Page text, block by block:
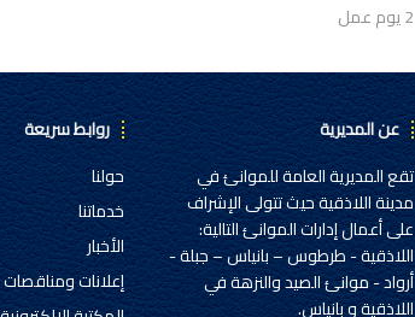
2 يوم عمل
عن المديرية
تقع المديرية العامة للموانئ في
مدينة اللاذقية حيث تتولى الإشراف
على أعمال إدارات الموانئ التالية:
اللاذقية - طرطوس – بانياس – جبلة -
أرواد - موانئ الصيد والنزهة في
اللاذقية و بانياس.
روابط سريعة
حولنا
خدماتنا
الأخبار
إعلانات ومناقصات